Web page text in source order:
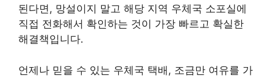
된다면, 망설이지 말고 해당 지역 우체국 소포실에
직접 전화해서 확인하는 것이 가장 빠르고 확실한
해결책입니다.
언제나 믿을 수 있는 우체국 택배, 조금만 여유를 가